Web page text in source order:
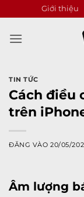
qua
nội
Giới thiệu
TIN TỨC
Cách điều
trên
ĐĂNG VÀO20/05/
Âm lượng